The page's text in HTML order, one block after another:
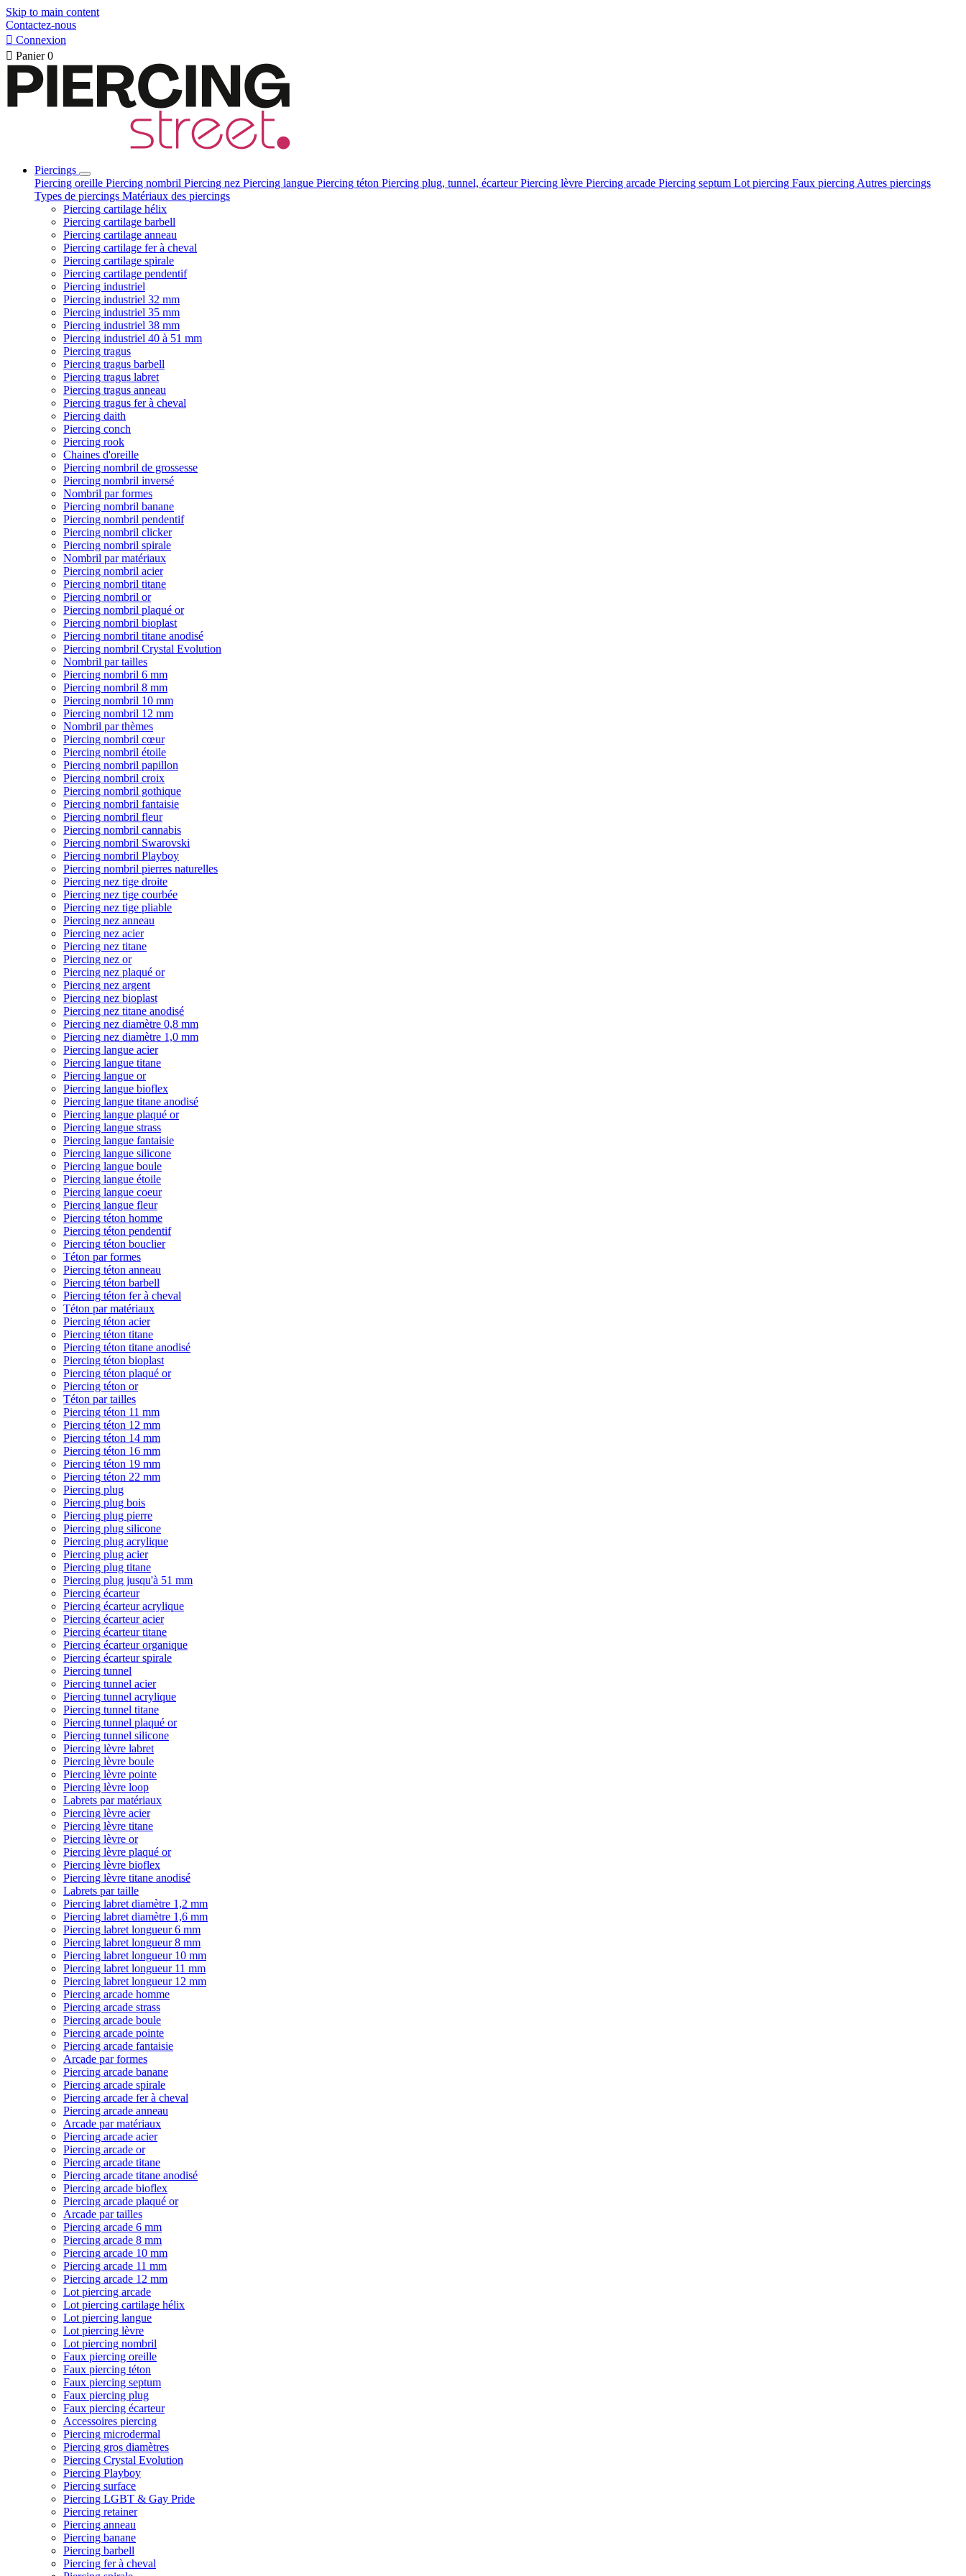
Skip to main content
Contactez-nous
 Connexion
 Panier 0
Piercings
Piercing oreille Piercing nombril Piercing nez Piercing langue Piercing téton Piercing plug, tunnel, écarteurPiercing lèvre Piercing arcade Piercing septum Lot piercing Faux piercing Autres piercings
Types de piercings Matériaux des piercings
Piercing cartilage hélix
Piercing cartilage barbell
Piercing cartilage anneau
Piercing cartilage fer à cheval
Piercing cartilage spirale
Piercing cartilage pendentif
Piercing industriel
Piercing industriel 32 mm
Piercing industriel 35 mm
Piercing industriel 38 mm
Piercing industriel 40 à 51 mm
Piercing tragus
Piercing tragus barbell
Piercing tragus labret
Piercing tragus anneau
Piercing tragus fer à cheval
Piercing daith
Piercing conch
Piercing rook
Chaines d'oreille
Piercing nombril de grossesse
Piercing nombril inversé
Nombril par formes
Piercing nombril banane
Piercing nombril pendentif
Piercing nombril clicker
Piercing nombril spirale
Nombril par matériaux
Piercing nombril acier
Piercing nombril titane
Piercing nombril or
Piercing nombril plaqué or
Piercing nombril bioplast
Piercing nombril titane anodisé
Piercing nombril Crystal Evolution
Nombril par tailles
Piercing nombril 6 mm
Piercing nombril 8 mm
Piercing nombril 10 mm
Piercing nombril 12 mm
Nombril par thèmes
Piercing nombril cœur
Piercing nombril étoile
Piercing nombril papillon
Piercing nombril croix
Piercing nombril gothique
Piercing nombril fantaisie
Piercing nombril fleur
Piercing nombril cannabis
Piercing nombril Swarovski
Piercing nombril Playboy
Piercing nombril pierres naturelles
Piercing nez tige droite
Piercing nez tige courbée
Piercing nez tige pliable
Piercing nez anneau
Piercing nez acier
Piercing nez titane
Piercing nez or
Piercing nez plaqué or
Piercing nez argent
Piercing nez bioplast
Piercing nez titane anodisé
Piercing nez diamètre 0,8 mm
Piercing nez diamètre 1,0 mm
Piercing langue acier
Piercing langue titane
Piercing langue or
Piercing langue bioflex
Piercing langue titane anodisé
Piercing langue plaqué or
Piercing langue strass
Piercing langue fantaisie
Piercing langue silicone
Piercing langue boule
Piercing langue étoile
Piercing langue coeur
Piercing langue fleur
Piercing téton homme
Piercing téton pendentif
Piercing téton bouclier
Téton par formes
Piercing téton anneau
Piercing téton barbell
Piercing téton fer à cheval
Téton par matériaux
Piercing téton acier
Piercing téton titane
Piercing téton titane anodisé
Piercing téton bioplast
Piercing téton plaqué or
Piercing téton or
Téton par tailles
Piercing téton 11 mm
Piercing téton 12 mm
Piercing téton 14 mm
Piercing téton 16 mm
Piercing téton 19 mm
Piercing téton 22 mm
Piercing plug
Piercing plug bois
Piercing plug pierre
Piercing plug silicone
Piercing plug acrylique
Piercing plug acier
Piercing plug titane
Piercing plug jusqu'à 51 mm
Piercing écarteur
Piercing écarteur acrylique
Piercing écarteur acier
Piercing écarteur titane
Piercing écarteur organique
Piercing écarteur spirale
Piercing tunnel
Piercing tunnel acier
Piercing tunnel acrylique
Piercing tunnel titane
Piercing tunnel plaqué or
Piercing tunnel silicone
Piercing lèvre labret
Piercing lèvre boule
Piercing lèvre pointe
Piercing lèvre loop
Labrets par matériaux
Piercing lèvre acier
Piercing lèvre titane
Piercing lèvre or
Piercing lèvre plaqué or
Piercing lèvre bioflex
Piercing lèvre titane anodisé
Labrets par taille
Piercing labret diamètre 1,2 mm
Piercing labret diamètre 1,6 mm
Piercing labret longueur 6 mm
Piercing labret longueur 8 mm
Piercing labret longueur 10 mm
Piercing labret longueur 11 mm
Piercing labret longueur 12 mm
Piercing arcade homme
Piercing arcade strass
Piercing arcade boule
Piercing arcade pointe
Piercing arcade fantaisie
Arcade par formes
Piercing arcade banane
Piercing arcade spirale
Piercing arcade fer à cheval
Piercing arcade anneau
Arcade par matériaux
Piercing arcade acier
Piercing arcade or
Piercing arcade titane
Piercing arcade titane anodisé
Piercing arcade bioflex
Piercing arcade plaqué or
Arcade par tailles
Piercing arcade 6 mm
Piercing arcade 8 mm
Piercing arcade 10 mm
Piercing arcade 11 mm
Piercing arcade 12 mm
Lot piercing arcade
Lot piercing cartilage hélix
Lot piercing langue
Lot piercing lèvre
Lot piercing nombril
Faux piercing oreille
Faux piercing téton
Faux piercing septum
Faux piercing plug
Faux piercing écarteur
Accessoires piercing
Piercing microdermal
Piercing gros diamètres
Piercing Crystal Evolution
Piercing Playboy
Piercing surface
Piercing LGBT & Gay Pride
Piercing retainer
Piercing anneau
Piercing banane
Piercing barbell
Piercing fer à cheval